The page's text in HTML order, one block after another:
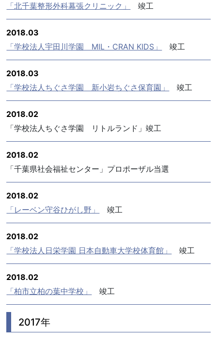
「北千葉整形外科幕張クリニック」
竣工
2018.03
「学校法人宇田川学園 MIL・CRAN KIDS」
竣工
2018.03
「学校法人ちぐさ学園 新小岩ちぐさ保育園」
竣工
2018.02
「学校法人ちぐさ学園 リトルランド」竣工
2018.02
「千葉県社会福祉センター」プロポーザル当選
2018.02
「レーベン守谷ひがし野」
竣工
2018.02
「学校法人日栄学園 日本自動車大学校体育館」
竣工
2018.02
「柏市立柏の葉中学校」
竣工
2017年